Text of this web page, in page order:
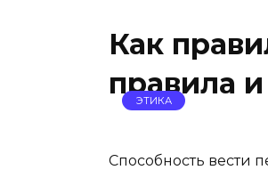
Как
правила
ЭТИКА
Способность вести